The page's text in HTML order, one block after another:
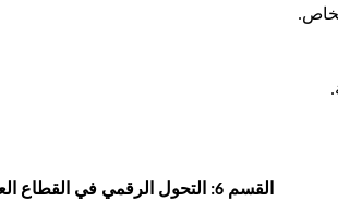
القسم 6: التحول الرقمي في القطاع العام